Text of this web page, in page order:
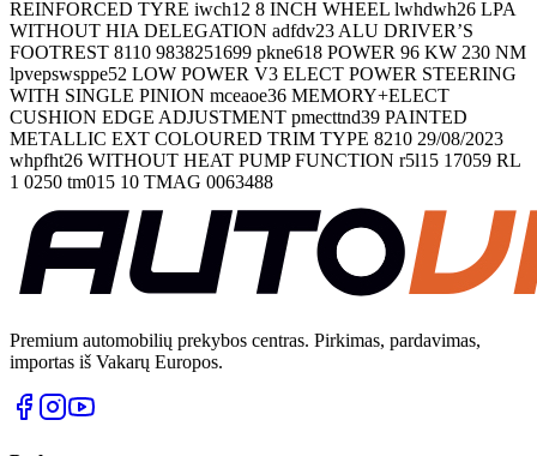
REINFORCED TYRE iwch12 8 INCH WHEEL lwhdwh26 LPA
WITHOUT HIA DELEGATION adfdv23 ALU DRIVER’S
FOOTREST 8110 9838251699 pkne618 POWER 96 KW 230 NM
lpvepswsppe52 LOW POWER V3 ELECT POWER STEERING
WITH SINGLE PINION mceaoe36 MEMORY+ELECT
CUSHION EDGE ADJUSTMENT pmecttnd39 PAINTED
METALLIC EXT COLOURED TRIM TYPE 8210 29/08/2023
whpfht26 WITHOUT HEAT PUMP FUNCTION r5l15 17059 RL
1 0250 tm015 10 TMAG 0063488
Premium automobilių prekybos centras. Pirkimas, pardavimas,
importas iš Vakarų Europos.